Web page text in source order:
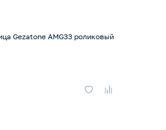
Gezatone AMG33 роликовый